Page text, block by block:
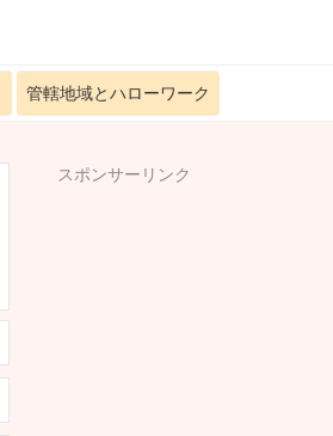
管轄地域とハローワーク
スポンサーリンク